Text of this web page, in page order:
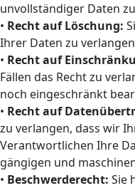
unvollständiger Daten
• Recht auf Löschung:
Ihrer Daten zu
• Recht auf
Fällen das Recht zu
noch eingeschränkt
• Recht auf
zu verlangen, dass wir
Verantwortlichen Ihre
gängigen und
• Beschwerderecht: Sie